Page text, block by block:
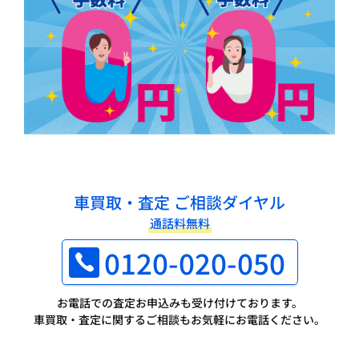
車買取・査定 ご相談ダイヤル
通話料無料
0120-020-050
お電話での査定お申込みも受け付けております。
車買取・査定に関するご相談もお気軽にお電話ください。